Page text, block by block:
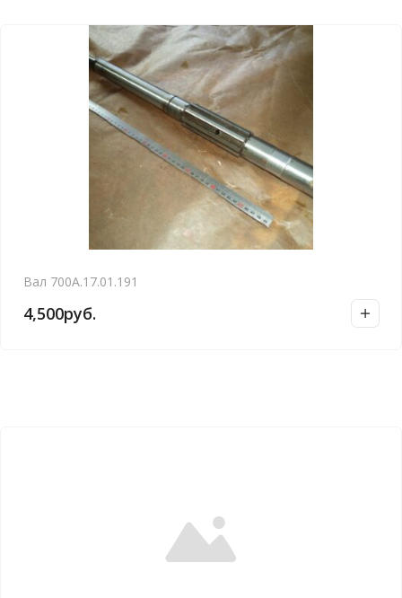
Вал 700А.17.01.191
4,500руб.